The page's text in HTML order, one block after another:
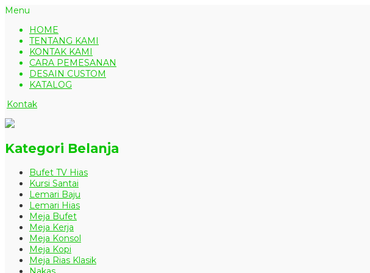
Menu
HOME
TENTANG KAMI
KONTAK KAMI
CARA PEMESANAN
DESAIN CUSTOM
KATALOG
Kontak
Kategori Belanja
Bufet TV Hias
Kursi Santai
Lemari Baju
Lemari Hias
Meja Bufet
Meja Kerja
Meja Konsol
Meja Kopi
Meja Rias Klasik